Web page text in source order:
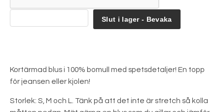
Slut i lager - Bevaka
Kortärmad blus i 100% bomull med spetsdetaljer! En topp
för jeansen eller kjolen!
Storlek: S, M och L. Tänk på att det inte är stretch så kolla